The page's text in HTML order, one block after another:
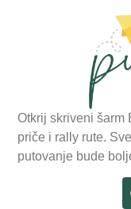
Otkrij skriveni šarm
priče i rally rute.
putovanje bude